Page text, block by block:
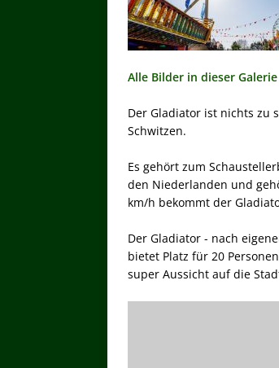
Alle Bilder in dieser Galerie
Der Gladiator ist nichts zu
Schwitzen.
Es gehört zum
den Niederlanden und
km/h bekommt der
Der Gladiator - nach
bietet Platz für 20
super Aussicht auf die